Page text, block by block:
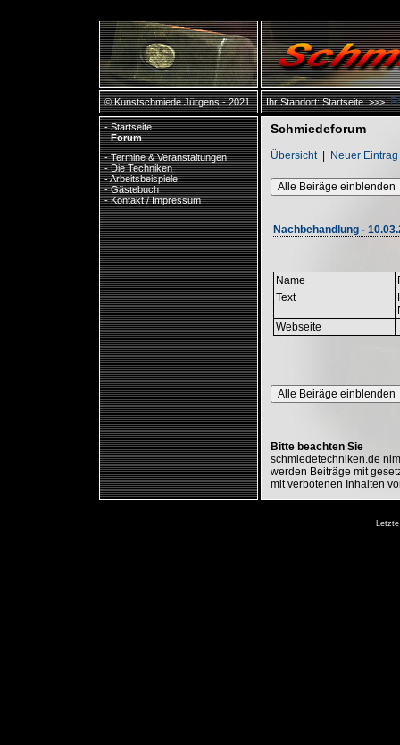
© Kunstschmiede Jürgens - 2021 Ihr Standort:Startseite>>>
-Startseite
-Forum
-Termine & Veranstaltungen
-Die Techniken
-Arbeitsbeispiele
-Gästebuch
-Kontakt / Impressum
Schmiedeforum
Übersicht| Neuer Eintrag
Alle Beiräge einblenden
Nachbehandlung -
Name
Text
Webseite
Alle Beiräge einblenden
Bitte beachten Sie
schmiedetechniken.de
werden Beiträge mit
mit verbotenen Inhalten